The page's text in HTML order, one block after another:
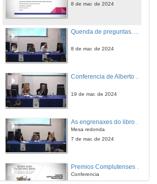
8 de mar. de 2024
8 de mar. de 2024
Conferencia de Alberto Abedaño
19 de mar. de 2024
Mesa redonda
7 de mar. de 2024
Premios Complutenses de tradución - V premio de tradución Universitaria Valentín García Yebra
Conferencia